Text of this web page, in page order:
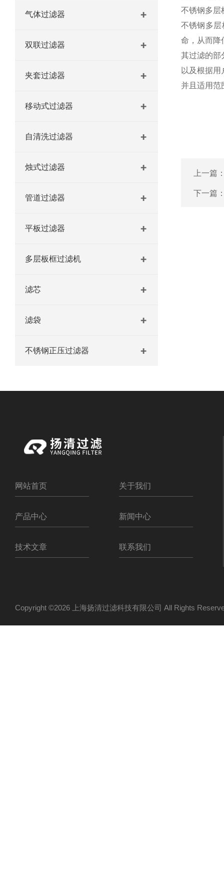
全系列不锈钢烛式过滤机 过滤机/器
气体过滤器
双联过滤器
夹套过滤器
移动式过滤器
自清洗过滤器
烛式过滤器
管道过滤器
平板过滤器
多层板框过滤机
滤芯
滤袋
不锈钢正压过滤器
不锈钢多层
不锈钢多
命，从而降
其过滤的部
以及根据
并且适用范
上一篇
下一篇
网站首页 关于我们
产品中心 新闻中心
技术文章 联系我们
Copyright ©2026 上海扬清过滤科技有限公司 All Rights